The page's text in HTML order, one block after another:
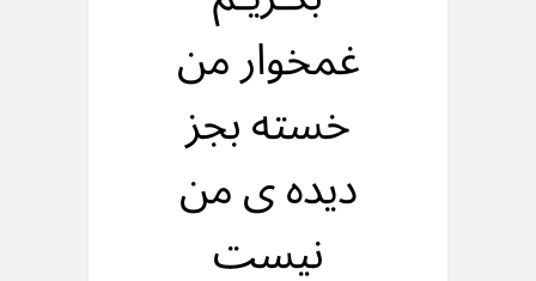
غمخوار من
خسته بجز
دیده ی من
نیست